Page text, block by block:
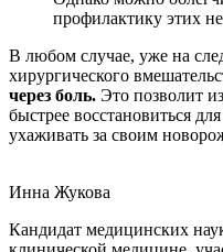
профилактику этих
В любом случае, уже на
хирургического
через боль. Это позволит
быстрее восстановиться
ухаживать за своим
Инна Жукова
Кандидат медицинских